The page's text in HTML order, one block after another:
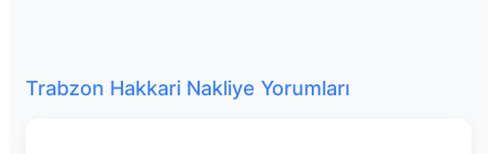
Trabzon Hakkari Nakliye Yorumları